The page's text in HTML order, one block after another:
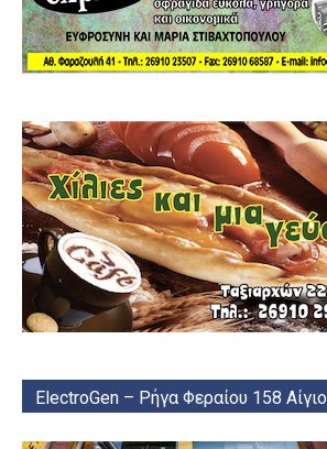
ElectroGen – Ρήγα Φεραίου 158 Αίγιο